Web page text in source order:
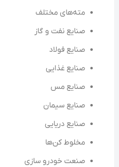
مته‌های مختلف
صنایع نفت و گاز
صنایع فولاد
صنایع غذایی
صنایع مس
صنایع سیمان
صنایع دریایی
مخلوط کن‌ها
صنعت خودرو سازی